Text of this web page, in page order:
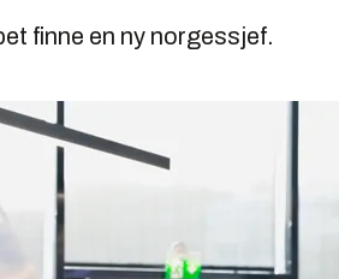
finne en ny norgessjef.